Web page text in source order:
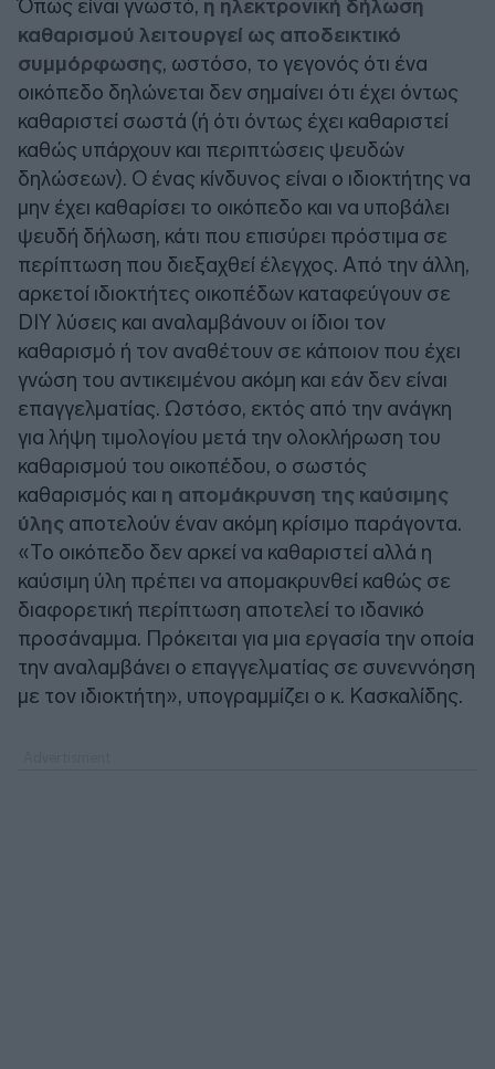
Όπως είναι γνωστό, η ηλεκτρονική δήλωση
καθαρισμού λειτουργεί ως αποδεικτικό
συμμόρφωσης, ωστόσο, το γεγονός ότι ένα
οικόπεδο δηλώνεται δεν σημαίνει ότι έχει όντως
καθαριστεί σωστά (ή ότι όντως έχει καθαριστεί
καθώς υπάρχουν και περιπτώσεις ψευδών
δηλώσεων). Ο ένας κίνδυνος είναι ο ιδιοκτήτης να
μην έχει καθαρίσει το οικόπεδο και να υποβάλει
ψευδή δήλωση, κάτι που επισύρει πρόστιμα σε
περίπτωση που διεξαχθεί έλεγχος. Από την άλλη,
αρκετοί ιδιοκτήτες οικοπέδων καταφεύγουν σε
DIY λύσεις και αναλαμβάνουν οι ίδιοι τον
καθαρισμό ή τον αναθέτουν σε κάποιον που έχει
γνώση του αντικειμένου ακόμη και εάν δεν είναι
επαγγελματίας. Ωστόσο, εκτός από την ανάγκη
για λήψη τιμολογίου μετά την ολοκλήρωση του
καθαρισμού του οικοπέδου, ο σωστός
καθαρισμός και η απομάκρυνση της καύσιμης
ύλης αποτελούν έναν ακόμη κρίσιμο παράγοντα.
«Το οικόπεδο δεν αρκεί να καθαριστεί αλλά η
καύσιμη ύλη πρέπει να απομακρυνθεί καθώς σε
διαφορετική περίπτωση αποτελεί το ιδανικό
προσάναμμα. Πρόκειται για μια εργασία την οποία
την αναλαμβάνει ο επαγγελματίας σε συνεννόηση
με τον ιδιοκτήτη», υπογραμμίζει ο κ. Κασκαλίδης.